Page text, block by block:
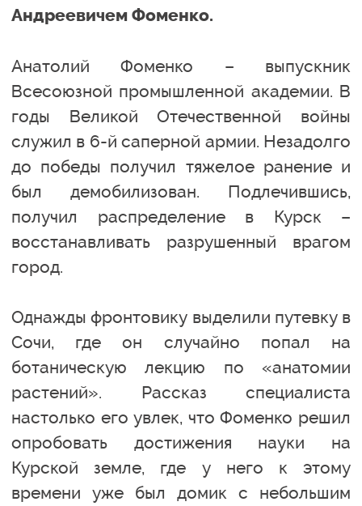
Андреевичем Фоменко.
Анатолий Фоменко – выпускник
Всесоюзной промышленной академии. В
годы Великой Отечественной войны
служил в 6-й саперной армии. Незадолго
до победы получил тяжелое ранение и
был демобилизован. Подлечившись,
получил распределение в Курск –
восстанавливать разрушенный врагом
город.
Однажды фронтовику выделили путевку в
Сочи, где он случайно попал на
ботаническую лекцию по «анатомии
растений». Рассказ специалиста
настолько его увлек, что Фоменко решил
опробовать достижения науки на
Курской земле, где у него к этому
времени уже был домик с небольшим